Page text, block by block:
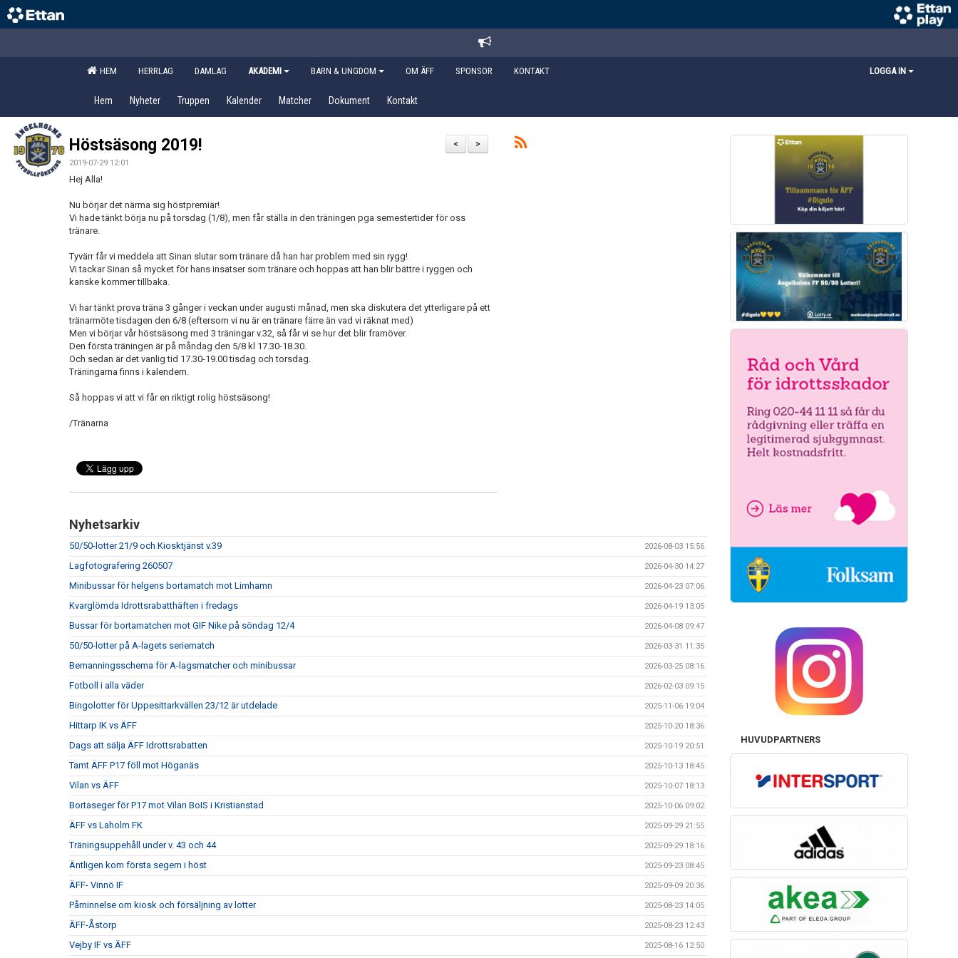
HEM HERRLAG DAMLAG AKADEMI BARN & UNGDOM OM ÄFF SPONSOR KONTAKT LOGGA IN
Hem Nyheter Truppen Kalender Matcher Dokument Kontakt
>
<
Höstsäsong 2019!
2019-07-29 12:01
Hej Alla!
Nu börjar det närma sig höstpremiär!
Vi hade tänkt börja nu på torsdag (1/8), men får ställa in den träningen pga semestertider för oss
tränare.
Tyvärr får vi meddela att Sinan slutar som tränare då han har problem med sin rygg!
Vi tackar Sinan så mycket för hans insatser som tränare och hoppas att han blir bättre i ryggen och
kanske kommer tillbaka.
Vi har tänkt prova träna 3 gånger i veckan under augusti månad, men ska diskutera det ytterligare på ett
tränarmöte tisdagen den 6/8 (eftersom vi nu är en tränare färre än vad vi räknat med)
Men vi börjar vår höstsäsong med 3 träningar v.32, så får vi se hur det blir framöver.
Den första träningen är på måndag den 5/8 kl 17.30-18.30.
Och sedan är det vanlig tid 17.30-19.00 tisdag och torsdag.
Träningarna finns i kalendern.
Så hoppas vi att vi får en riktigt rolig höstsäsong!
/Tränarna
Nyhetsarkiv
50/50-lotter 21/9 och Kiosktjänst v.39 2026-08-03 15:56
Lagfotografering 260507 2026-04-30 14:27
Minibussar för helgens bortamatch mot Limhamn 2026-04-23 07:06
Kvarglömda Idrottsrabatthäften i fredags 2026-04-19 13:05
Bussar för bortamatchen mot GIF Nike på söndag 12/4 2026-04-08 09:47
50/50-lotter på A-lagets seriematch 2026-03-31 11:35
Bemanningsschema för A-lagsmatcher och minibussar 2026-03-25 08:16
Fotboll i alla väder 2026-02-03 09:15
Bingolotter för Uppesittarkvällen 23/12 är utdelade 2025-11-06 19:04
Hittarp IK vs ÄFF 2025-10-20 18:36
Dags att sälja ÄFF Idrottsrabatten 2025-10-19 20:51
Tamt ÄFF P17 föll mot Höganäs 2025-10-13 18:45
Vilan vs ÄFF 2025-10-07 18:13
Bortaseger för P17 mot Vilan BoIS i Kristianstad 2025-10-06 09:02
ÄFF vs Laholm FK 2025-09-29 21:55
Träningsuppehåll under v. 43 och 44 2025-09-29 18:16
Äntligen kom första segern i höst 2025-09-23 08:45
ÄFF- Vinnö IF 2025-09-09 20:36
Påminnelse om kiosk och försäljning av lotter 2025-08-23 14:05
ÄFF-Åstorp 2025-08-23 12:43
Vejby IF vs ÄFF 2025-08-16 12:50
HUVUDPARTNERS